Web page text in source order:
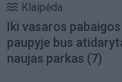
Klaipėda
Iki vasaros pabaigos
paupyje bus
naujas parkas (7)